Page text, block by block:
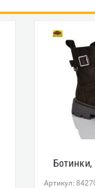
Ботинки,
Артикул: